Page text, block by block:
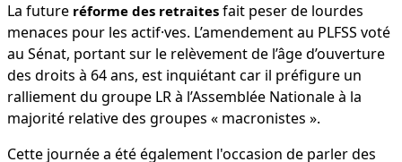
La future réforme des retraites fait peser de lourdes
menaces pour les actif·ves. L’amendement au PLFSS voté
au Sénat, portant sur le relèvement de l’âge d’ouverture
des droits à 64 ans, est inquiétant car il préfigure un
ralliement du groupe LR à l’Assemblée Nationale à la
majorité relative des groupes « macronistes ».
Cette journée a été également l'occasion de parler des